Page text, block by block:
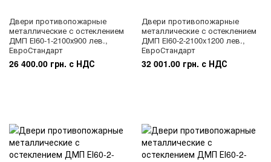
Двери противопожарные
металлические с остеклением
ДМП ЕІ60-1-2100х900 лев.,
ЕвроСтандарт
26 400.00 грн. с НДС
Двери противопожарные
металлические с остеклением
ДМП ЕІ60-2-2100x1200 лев.,
ЕвроСтандарт
32 001.00 грн. с НДС